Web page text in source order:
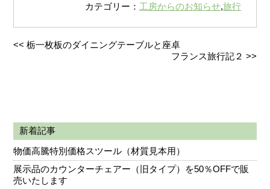
カテゴリー： 工房からのお知らせ,旅行
<<栃一枚板のダイニングテーブルと座卓
フランス旅行記２ >>
新着記事
物価高騰特別価格スツール（材質見本用）
展示品のカウンターチェアー（旧タイプ）を50％OFFで販
売いたします